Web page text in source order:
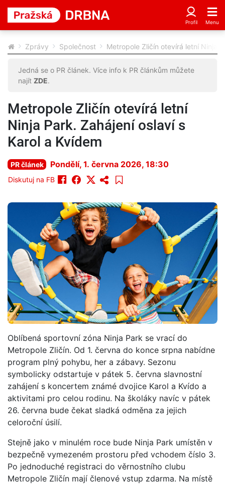
Zprávy Společnost Metropole Zličín otevírá letní Ninja
Jedná se o PR článek. Více info k PR článkům můžete
najít ZDE.
Metropole Zličín otevírá letní
Ninja Park. Zahájení oslaví s
Karol a Kvídem
PR článek Pondělí, 1. června 2026, 18:30
Diskutuj na FB
Oblíbená sportovní zóna Ninja Park se vrací do
Metropole Zličín. Od 1. června do konce srpna nabídne
program plný pohybu, her a zábavy. Sezonu
symbolicky odstartuje v pátek 5. června slavnostní
zahájení s koncertem známé dvojice Karol a Kvído a
aktivitami pro celou rodinu. Na školáky navíc v pátek
26. června bude čekat sladká odměna za jejich
celoroční úsilí.
Stejně jako v minulém roce bude Ninja Park umístěn v
bezpečně vymezeném prostoru před vchodem číslo 3.
Po jednoduché registraci do věrnostního clubu
Metropole Zličín mají členové vstup zdarma. Na místě